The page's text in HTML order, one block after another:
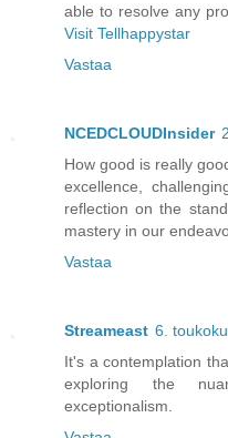
able to resolve any
Visit Tellhappystar
Vastaa
NCEDCLOUDInsider
How good is really
excellence,
reflection on the
mastery in our
Vastaa
Streameast 6.
It's a contemplation
exploring the
exceptionalism.